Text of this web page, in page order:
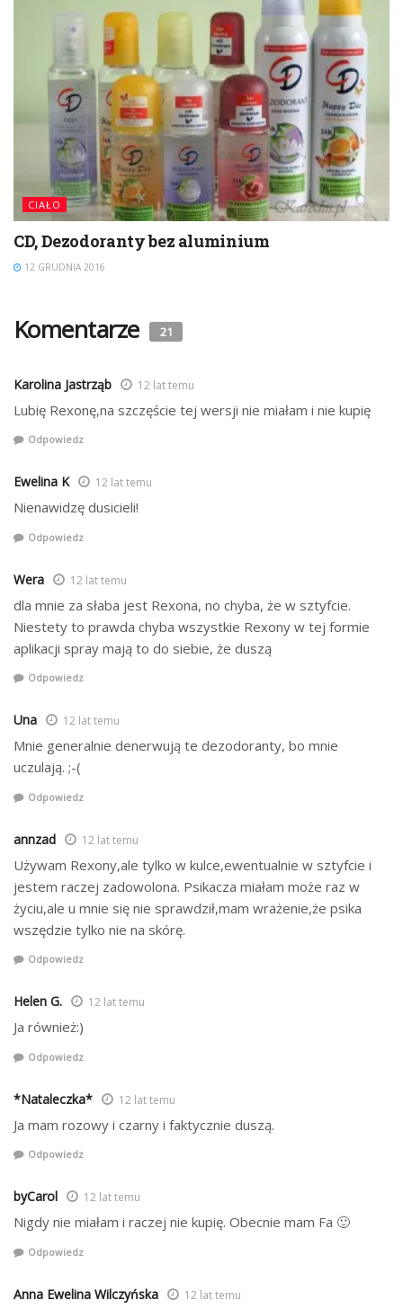
CIAŁO
CD, Dezodoranty bez aluminium
12 GRUDNIA 2016
Komentarze 21
Karolina Jastrząb 12 lat temu
Lubię Rexonę,na szczęście tej wersji nie miałam i nie kupię
Odpowiedz
Ewelina K 12 lat temu
Nienawidzę dusicieli!
Odpowiedz
Wera 12 lat temu
dla mnie za słaba jest Rexona, no chyba, że w sztyfcie.
Niestety to prawda chyba wszystkie Rexony w tej formie
aplikacji spray mają to do siebie, że duszą
Odpowiedz
Una 12 lat temu
Mnie generalnie denerwują te dezodoranty, bo mnie
uczulają. ;-(
Odpowiedz
annzad 12 lat temu
Używam Rexony,ale tylko w kulce,ewentualnie w sztyfcie i
jestem raczej zadowolona. Psikacza miałam może raz w
życiu,ale u mnie się nie sprawdził,mam wrażenie,że psika
wszędzie tylko nie na skórę.
Odpowiedz
Helen G. 12 lat temu
Ja również:)
Odpowiedz
*Nataleczka* 12 lat temu
Ja mam rozowy i czarny i faktycznie duszą.
Odpowiedz
byCarol 12 lat temu
Nigdy nie miałam i raczej nie kupię. Obecnie mam Fa 🙂
Odpowiedz
Anna Ewelina Wilczyńska 12 lat temu